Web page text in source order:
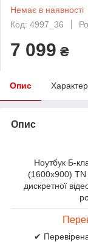
Немає в наявності
Код: 4997_36
7 099 ₴
Опис
Опис
Ноутбук Б-
(1600x900) TN
дискретної
✔ Перевірена